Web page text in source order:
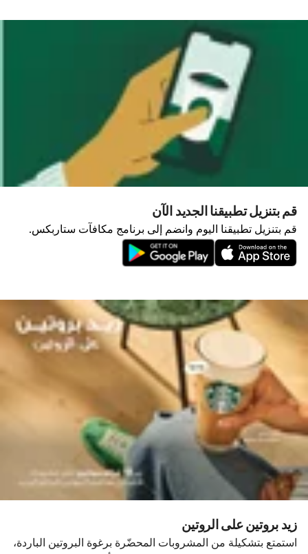
قم بتنزيل تطبيقنا الجديد الآن
قم بتنزيل تطبيقنا اليوم وانضم إلى برنامج مكافآت ستاربكس.
زيد بروتين على الروتين
استمتع بتشكيلة من المشروبات المحضّرة برغوة البروتين الباردة،